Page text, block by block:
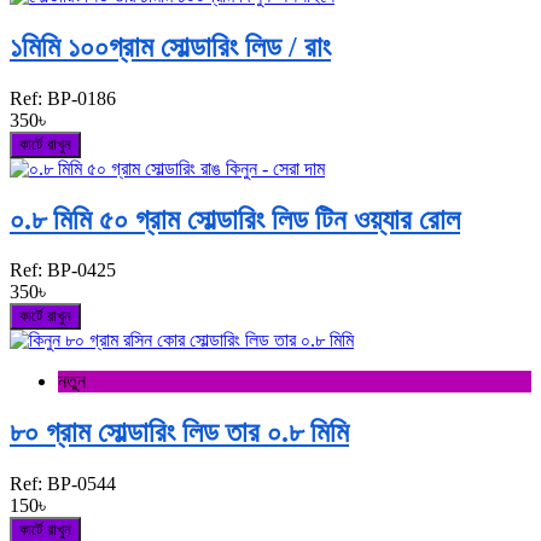
১মিমি ১০০গ্রাম সোল্ডারিং লিড / রাং
Ref: BP-0186
350৳
কার্টে রাখুন
০.৮ মিমি ৫০ গ্রাম সোল্ডারিং লিড টিন ওয়্যার রোল
Ref: BP-0425
350৳
কার্টে রাখুন
নতুন
৮০ গ্রাম সোল্ডারিং লিড তার ০.৮ মিমি
Ref: BP-0544
150৳
কার্টে রাখুন